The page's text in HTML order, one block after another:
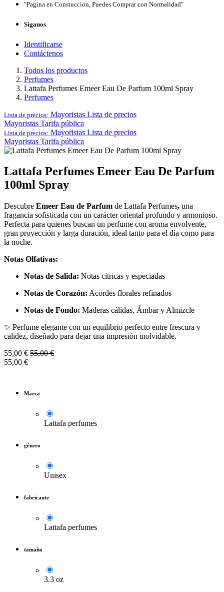
"Pagina en Constuccion, Puedes Comprar con Normalidad"
Síganos
Identificarse
Contáctenos
Todos los productos
Perfumes
Lattafa Perfumes Emeer Eau De Parfum 100ml Spray
Perfumes
Lista de precios: Mayoristas Lista de precios
Mayoristas Tarifa pública
Lista de precios: Mayoristas Lista de precios
Mayoristas Tarifa pública
Lattafa Perfumes Emeer Eau De Parfum
100ml Spray
Descubre Emeer Eau de Parfum de Lattafa Perfumes, una
fragancia sofisticada con un carácter oriental profundo y armonioso.
Perfecta para quienes buscan un perfume con aroma envolvente,
gran proyección y larga duración, ideal tanto para el día como para
la noche.
Notas Olfativas:
Notas de Salida: Notas cítricas y especiadas
Notas de Corazón: Acordes florales refinados
Notas de Fondo: Maderas cálidas, Ámbar y Almizcle
✨ Perfume elegante con un equilibrio perfecto entre frescura y
calidez, diseñado para dejar una impresión inolvidable.
55,00 € 55,00€
55,00 €
Marca
Lattafa perfumes
género
Unisex
fabricante
Lattafa perfumes
tamaño
3.3 oz